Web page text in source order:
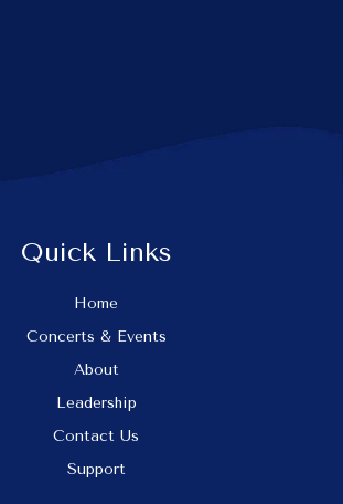
Quick Links
Home
Concerts & Events
About
Leadership
Contact Us
Support